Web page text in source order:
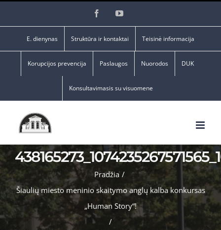
FacebookYouTube
E. dienynas Struktūra ir kontaktai Teisinė informacija
Korupcijos prevencija Paslaugos Nuorodos DUK
Konsultavimasis su visuomene
Pradžia /
Šiaulių miesto meninio skaitymo anglų kalba konkursas
„Human Story“!
/